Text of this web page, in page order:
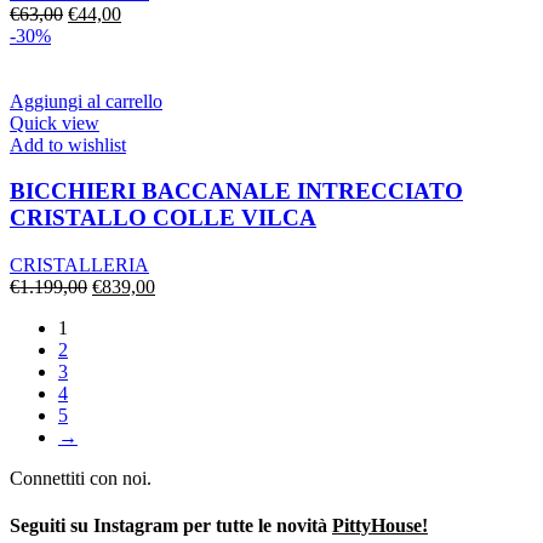
€63,00 Il
€63,00.
€44,00Il
€44,00.
-30%
Aggiungi al carrello
Quick view
Add to wishlist
BICCHIERI BACCANALE INTRECCIATO
CRISTALLO COLLE VILCA
CRISTALLERIA
€1.199,00 Il
€839,00Il
1
2
3
4
5
→
Connettiti con noi.
Seguiti su Instagram per tutte le novità PittyHouse!